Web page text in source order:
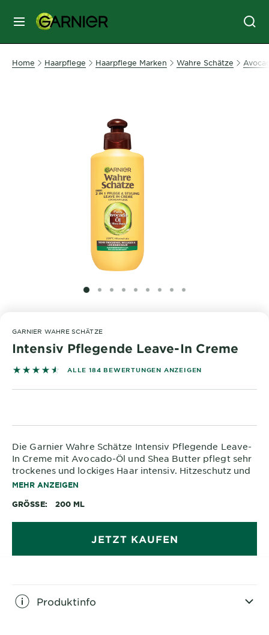
MENU
GESICHTSPFLEGE
SONNENSCHUTZ
KÖRPERPFLEGE
DIAGNOSTIK
Unsere
Inhaltsstoffe
Garnier x
Bündchen
Nachhaltigkeit
Cruelty Free
International
Eco
Home Haarpflege Haarpflege Marken Wahre Schätze
SLIDE 1
SLIDE 2
SLIDE 3
SLIDE 4
SLIDE 5
SLIDE 6
SLIDE 7
SLIDE 8
SLIDE 9
GARNIER WAHRE SCHÄTZE
Intensiv Pflegende Leave-In Creme
4.5543 out of 5 stars based on reviews
ALLE 184 BEWERTUNGEN ANZEIGEN
Die Garnier Wahre Schätze Intensiv Pflegende Leave-
In Creme mit Avocado-Öl und Shea Butter pflegt sehr
trockenes und lockiges Haar intensiv. Hitzeschutz und
Anti-Frizz-Wirkung sorgen für einen zusätzlichen,
Conditioner ohne Silikone ist vegan und pflegt das
MEHR ANZEIGEN
GRÖSSE 200 ML
JETZT KAUFEN
Produktinfo